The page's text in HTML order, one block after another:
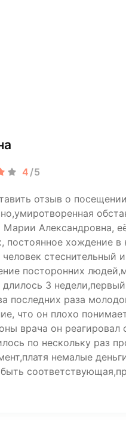
4 /5
отзыв о
Марии Александровна,
постоянное хождение в
стеснительный
посторонних
длилось 3
последних раза
что он плохо
врача он реагировал
по нескольку раз
немалые